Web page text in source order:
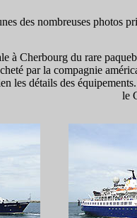
des nombreuses photos
à Cherbourg du rare
par la compagnie
les détails des
le